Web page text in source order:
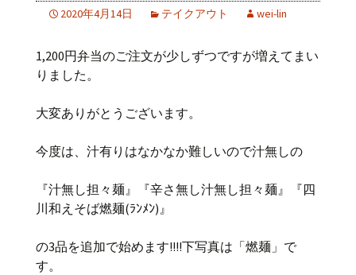
2020年4月14日 テイクアウト wei-lin
1,200円弁当のご注文が少しずつですが増えてまい
りました。
大変ありがとうございます。
今度は、汁有りはなかなか難しいので汁無しの
『汁無し担々麺』『辛さ無し汁無し担々麺』『四
川和えそば燃麺(ﾗﾝﾒﾝ)』
の3品を追加で始めます!!!!下写真は「燃麺」で
す。